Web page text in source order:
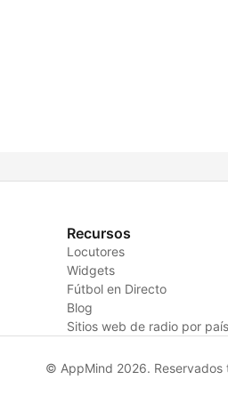
Recursos
Locutores
Widgets
Fútbol en Directo
Blog
Sitios web de radio por país
© AppMind 2026. Reservados